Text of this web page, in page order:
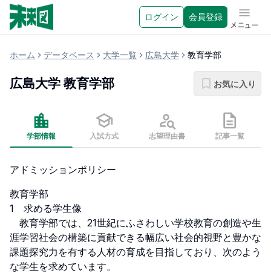
ログイン 会員登録 メニュ
ホーム データベース 大学一覧 広島大学 教育学部
広島大学 教育学部 お気に入り
学部情報 入試方式 志望理由書 記事一覧
アドミッションポリシー
教育学部
1　求める学生像
教育学部では、21世紀にふさわしい学校教育の創造や生
涯学習社会の構築に貢献できる幅広い社会的視野と豊かな
課題探究力を有する人材の育成を目指しており、次のよう
な学生を求めています。